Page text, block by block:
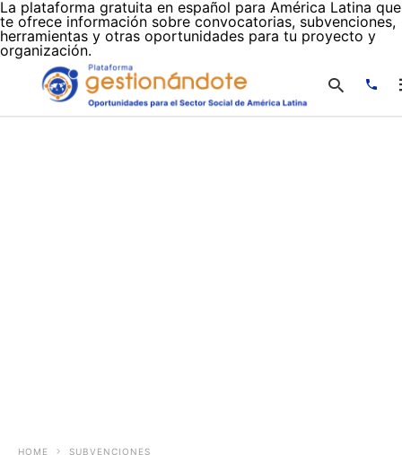
La plataforma gratuita en español para América Latina que
te ofrece información sobre convocatorias, subvenciones,
herramientas y otras oportunidades para tu proyecto y
organización.
HOME SUBVENCIONES